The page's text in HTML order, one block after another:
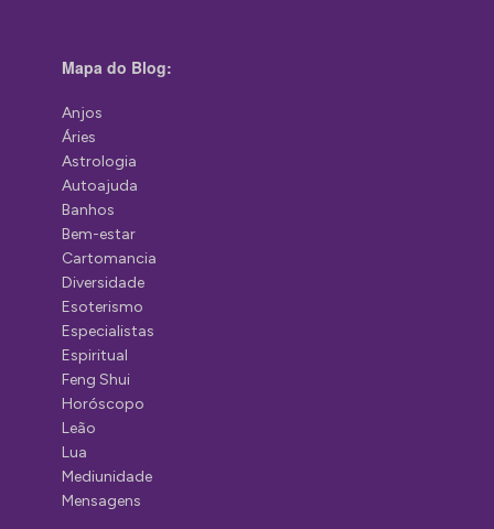
Mapa do Blog:
Anjos
Áries
Astrologia
Autoajuda
Banhos
Bem-estar
Cartomancia
Diversidade
Esoterismo
Especialistas
Espiritual
Feng Shui
Horóscopo
Leão
Lua
Mediunidade
Mensagens